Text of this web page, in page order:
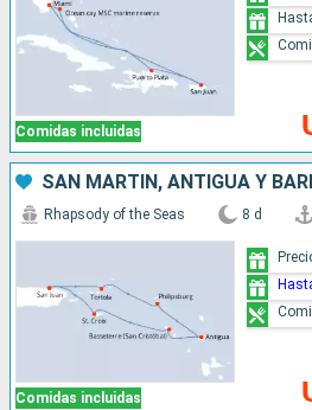
Comidas incluidas
Comidas incluidas
Rhapsody of the Seas 8 d